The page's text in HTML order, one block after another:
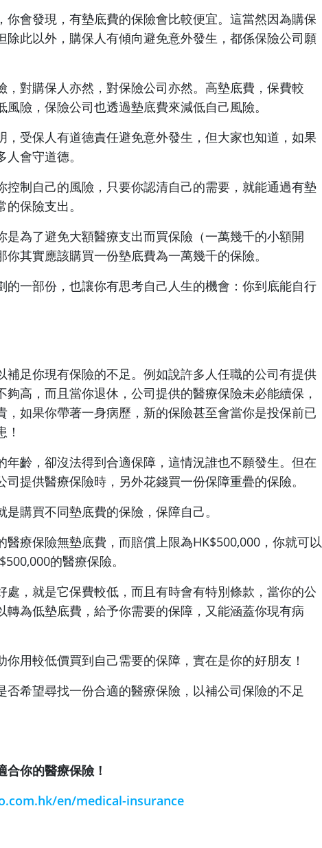
你會發現，有墊底費的保險會比較便宜。這當然因為購保
除此以外，購保人有傾向避免意外發生，都係保險公司願
，對購保人亦然，對保險公司亦然。高墊底費，保費較
險，保險公司也透過墊底費來減低自己風險。
，受保人有道德責任避免意外發生，但大家也知道，如果
會守道德。
控制自己的風險，只要你認清自己的需要，就能通過有墊
保險支出。
是為了避免大額醫療支出而買保險（一萬幾千的小額開
其實應該購買一份墊底費為一萬幾千的保險。
的一部份，也讓你有思考自己人生的機會：你到底能自行
補足你現有保險的不足。例如說許多人任職的公司有提供
高，而且當你退休，公司提供的醫療保險未必能續保，
，如果你帶著一身病歷，新的保險甚至會當你是投保前已
年齡，卻沒法得到合適保障，這情況誰也不願發生。但在
提供醫療保險時，另外花錢買一份保障重疊的保險。
購買不同墊底費的保險，保障自己。
醫療保險無墊底費，而賠償上限為HK$500,000，你就可以
的醫療保險。
處，就是它保費較低，而且有時會有特別條款，當你的公
轉為低墊底費，給予你需要的保障，又能涵蓋你現有病
用較低價買到自己需要的保障，實在是你的好朋友！
否希望尋找一份合適的醫療保險，以補公司保險的不足
你的醫療保險！
en/medical-insurance